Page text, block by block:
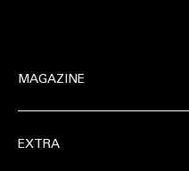
MAGAZINE
EXTRA